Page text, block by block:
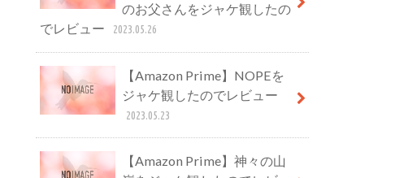
のお父さんをジャケ観したの
でレビュー
2023.05.26
【Amazon Prime】NOPEを
ジャケ観したのでレビュー
2023.05.23
【Amazon Prime】神々の山